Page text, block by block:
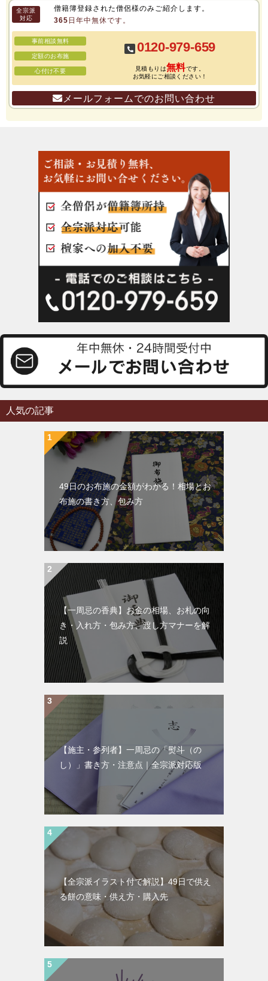
全宗派
対応
僧籍簿登録された僧侶様のみご紹介します。
365日年中無休です。
事前相談無料
定額のお布施
心付け不要
0120-979-659
見積もりは無料です。
お気軽にご相談ください！
メールフォームでのお問い合わせ
人気の記事
49日のお布施の金額がわかる！相場とお
布施の書き方、包み方
【一周忌の香典】お金の相場、お札の向
き・入れ方・包み方、渡し方マナーを解
説
【施主・参列者】一周忌の「熨斗（の
し）」書き方・注意点｜全宗派対応版
【全宗派イラスト付で解説】49日で供え
る餅の意味・供え方・購入先